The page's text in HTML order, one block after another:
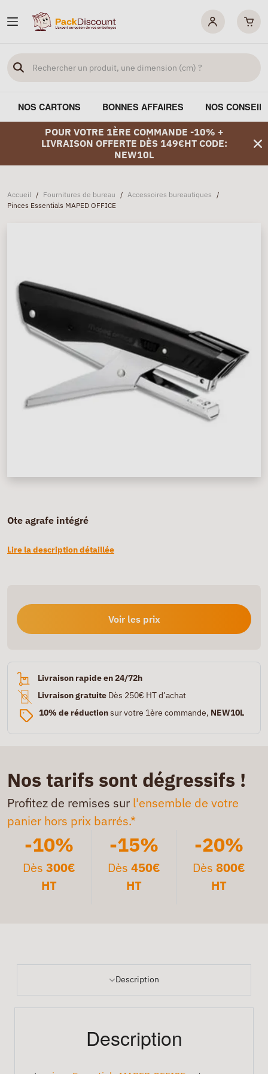
NOS CARTONS BONNES AFFAIRES NOS
POUR VOTRE 1ÈRE COMMANDE -10% +
LIVRAISON OFFERTE DÈS 149€HT CODE:
NEW10L
Accueil / Fournitures de bureau / Accessoires bureautiques /
Pinces Essentials MAPED OFFICE
Ote agrafe intégré
Lire la description détaillée
Voir les prix
Livraison rapide en 24/72h
Livraison gratuite Dès 250€ HT d’achat
10% de réductionsur votre 1ère commande, NEW10L
Nos tarifs sont dégressifs !
Profitez de remises sur l'ensemble de votre
panier hors prix barrés.*
-10%
Dès300€
HT
-15%
Dès 450€
HT
-20%
Dès 800€
HT
Description
Description